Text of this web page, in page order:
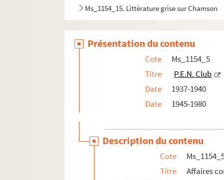
Ms_1154_15. Littérature grise sur Chamson
Ms_1154_17. Oeuvres originales/graphiques
Ms_1154_18. Documents de Frédérique
Présentation du contenu
Cote
Ms_1154_5
Titre
P.E.N. Club
Date
1937-1940
Date
1945-1980
Description du contenu
Cote
Titre
Affaires